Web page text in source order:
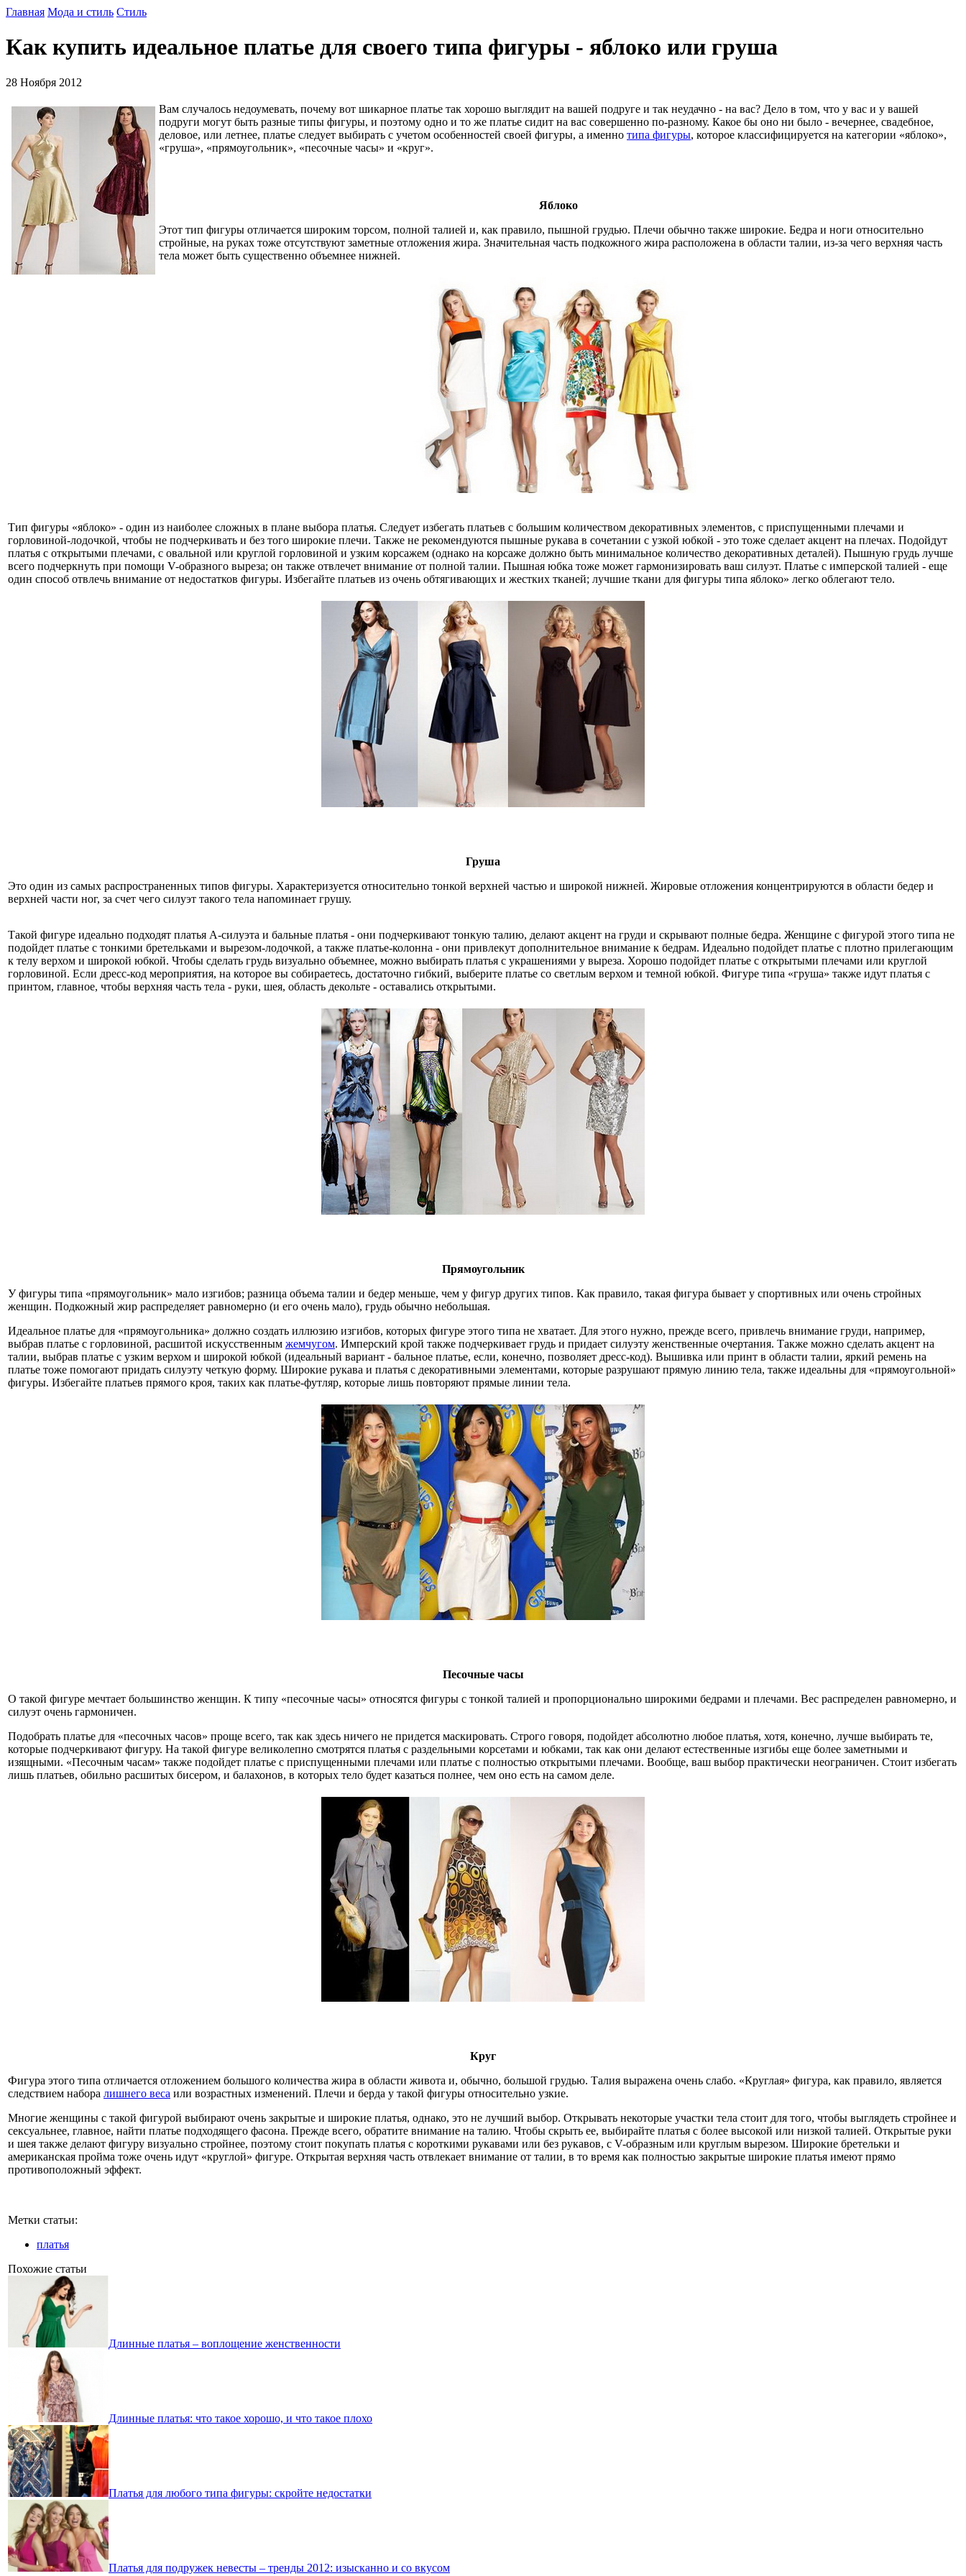
Главная Мода и стиль Стиль
Как купить идеальное платье для своего типа фигуры - яблоко или груша
28 Ноября 2012
Вам случалось недоумевать, почему вот шикарное платье так хорошо выглядит на вашей подруге и так неудачно - на вас? Дело в том, что у вас и у вашей
подруги могут быть разные типы фигуры, и поэтому одно и то же платье сидит на вас совершенно по-разному. Какое бы оно ни было - вечернее, свадебное,
деловое, или летнее, платье следует выбирать с учетом особенностей своей фигуры, а именно типа фигуры, которое классифицируется на категории «яблоко»,
«груша», «прямоугольник», «песочные часы» и «круг».
Яблоко
Этот тип фигуры отличается широким торсом, полной талией и, как правило, пышной грудью. Плечи обычно также широкие. Бедра и ноги относительно
стройные, на руках тоже отсутствуют заметные отложения жира. Значительная часть подкожного жира расположена в области талии, из-за чего верхняя часть
тела может быть существенно объемнее нижней.
Тип фигуры «яблоко» - один из наиболее сложных в плане выбора платья. Следует избегать платьев с большим количеством декоративных элементов, с приспущенными плечами и
горловиной-лодочкой, чтобы не подчеркивать и без того широкие плечи. Также не рекомендуются пышные рукава в сочетании с узкой юбкой - это тоже сделает акцент на плечах. Подойдут
платья с открытыми плечами, с овальной или круглой горловиной и узким корсажем (однако на корсаже должно быть минимальное количество декоративных деталей). Пышную грудь лучше
всего подчеркнуть при помощи V-образного выреза; он также отвлечет внимание от полной талии. Пышная юбка тоже может гармонизировать ваш силуэт. Платье с имперской талией - еще
один способ отвлечь внимание от недостатков фигуры. Избегайте платьев из очень обтягивающих и жестких тканей; лучшие ткани для фигуры типа яблоко» легко облегают тело.
Груша
Это один из самых распространенных типов фигуры. Характеризуется относительно тонкой верхней частью и широкой нижней. Жировые отложения концентрируются в области бедер и
верхней части ног, за счет чего силуэт такого тела напоминает грушу.
Такой фигуре идеально подходят платья А-силуэта и бальные платья - они подчеркивают тонкую талию, делают акцент на груди и скрывают полные бедра. Женщине с фигурой этого типа не
подойдет платье с тонкими бретельками и вырезом-лодочкой, а также платье-колонна - они привлекут дополнительное внимание к бедрам. Идеально подойдет платье с плотно прилегающим
к телу верхом и широкой юбкой. Чтобы сделать грудь визуально объемнее, можно выбирать платья с украшениями у выреза. Хорошо подойдет платье с открытыми плечами или круглой
горловиной. Если дресс-код мероприятия, на которое вы собираетесь, достаточно гибкий, выберите платье со светлым верхом и темной юбкой. Фигуре типа «груша» также идут платья с
принтом, главное, чтобы верхняя часть тела - руки, шея, область декольте - оставались открытыми.
Прямоугольник
У фигуры типа «прямоугольник» мало изгибов; разница объема талии и бедер меньше, чем у фигур других типов. Как правило, такая фигура бывает у спортивных или очень стройных
женщин. Подкожный жир распределяет равномерно (и его очень мало), грудь обычно небольшая.
Идеальное платье для «прямоугольника» должно создать иллюзию изгибов, которых фигуре этого типа не хватает. Для этого нужно, прежде всего, привлечь внимание груди, например,
выбрав платье с горловиной, расшитой искусственным жемчугом. Имперский крой также подчеркивает грудь и придает силуэту женственные очертания. Также можно сделать акцент на
талии, выбрав платье с узким верхом и широкой юбкой (идеальный вариант - бальное платье, если, конечно, позволяет дресс-код). Вышивка или принт в области талии, яркий ремень на
платье тоже помогают придать силуэту четкую форму. Широкие рукава и платья с декоративными элементами, которые разрушают прямую линию тела, также идеальны для «прямоугольной»
фигуры. Избегайте платьев прямого кроя, таких как платье-футляр, которые лишь повторяют прямые линии тела.
Песочные часы
О такой фигуре мечтает большинство женщин. К типу «песочные часы» относятся фигуры с тонкой талией и пропорционально широкими бедрами и плечами. Вес распределен равномерно, и
силуэт очень гармоничен.
Подобрать платье для «песочных часов» проще всего, так как здесь ничего не придется маскировать. Строго говоря, подойдет абсолютно любое платья, хотя, конечно, лучше выбирать те,
которые подчеркивают фигуру. На такой фигуре великолепно смотрятся платья с раздельными корсетами и юбками, так как они делают естественные изгибы еще более заметными и
изящными. «Песочным часам» также подойдет платье с приспущенными плечами или платье с полностью открытыми плечами. Вообще, ваш выбор практически неограничен. Стоит избегать
лишь платьев, обильно расшитых бисером, и балахонов, в которых тело будет казаться полнее, чем оно есть на самом деле.
Круг
Фигура этого типа отличается отложением большого количества жира в области живота и, обычно, большой грудью. Талия выражена очень слабо. «Круглая» фигура, как правило, является
следствием набора лишнего веса или возрастных изменений. Плечи и берда у такой фигуры относительно узкие.
Многие женщины с такой фигурой выбирают очень закрытые и широкие платья, однако, это не лучший выбор. Открывать некоторые участки тела стоит для того, чтобы выглядеть стройнее и
сексуальнее, главное, найти платье подходящего фасона. Прежде всего, обратите внимание на талию. Чтобы скрыть ее, выбирайте платья с более высокой или низкой талией. Открытые руки
и шея также делают фигуру визуально стройнее, поэтому стоит покупать платья с короткими рукавами или без рукавов, с V-образным или круглым вырезом. Широкие бретельки и
американская пройма тоже очень идут «круглой» фигуре. Открытая верхняя часть отвлекает внимание от талии, в то время как полностью закрытые широкие платья имеют прямо
противоположный эффект.
Метки статьи:
платья
Похожие статьи
Длинные платья – воплощение женственности
Длинные платья: что такое хорошо, и что такое плохо
Платья для любого типа фигуры: скройте недостатки
Платья для подружек невесты – тренды 2012: изысканно и со вкусом